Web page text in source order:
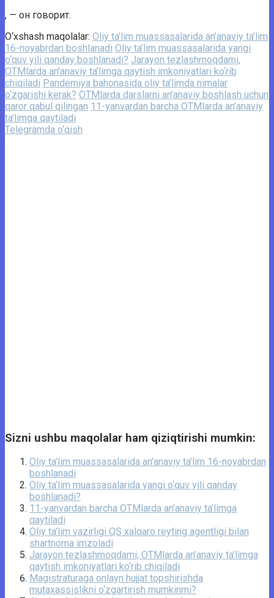
, — он говорит.
O‘xshash maqolalar: Oliy ta’lim muassasalarida an’anaviy ta’lim
16-noyabrdan boshlanadi Oliy ta’lim muassasalarida yangi
o‘quv yili qanday boshlanadi? Jarayon tezlashmoqdami,
OTMlarda an’anaviy ta’limga qaytish imkoniyatlari ko‘rib
chiqiladi Pandemiya bahonasida oliy ta’limda nimalar
o‘zgarishi kerak? OTMlarda darslarni an’anaviy boshlash uchun
qaror qabul qilingan 11-yanvardan barcha OTMlarda an’anaviy
ta’limga qaytiladi
Telegramda o‘qish
Sizni ushbu maqolalar ham qiziqtirishi mumkin:
Oliy ta’lim muassasalarida an’anaviy ta’lim 16-noyabrdan
boshlanadi
Oliy ta’lim muassasalarida yangi o‘quv yili qanday
boshlanadi?
11-yanvardan barcha OTMlarda an’anaviy ta’limga
qaytiladi
Oliy ta’lim vazirligi QS xalqaro reyting agentligi bilan
shartnoma imzoladi
Jarayon tezlashmoqdami, OTMlarda an’anaviy ta’limga
qaytish imkoniyatlari ko‘rib chiqiladi
Magistraturaga onlayn hujjat topshirishda
mutaxassislikni o‘zgartirish mumkinmi?